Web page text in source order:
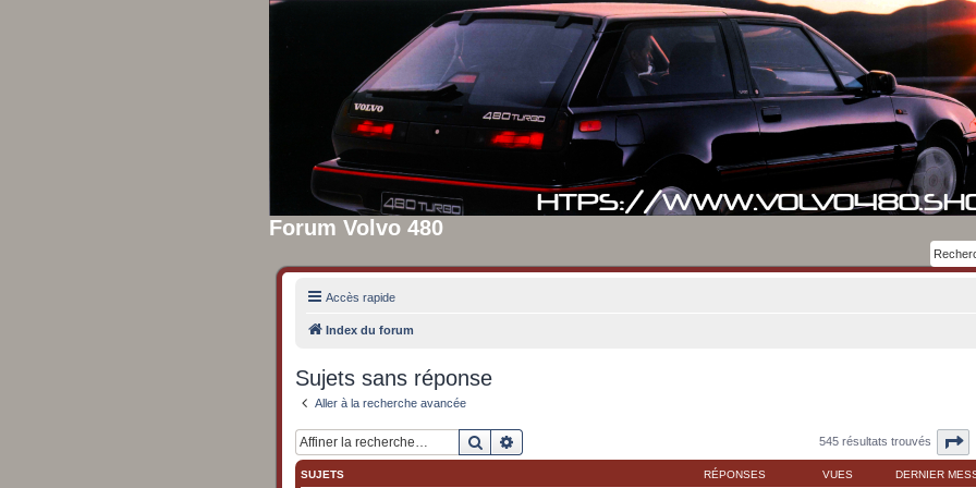
Forum Volvo 480
Accès rapide
Index du forum
Sujets sans réponse
Aller à la recherche avancée
Rechercher 545 résultats trouvés
SUJETS RÉPONSES VUES DERNIER